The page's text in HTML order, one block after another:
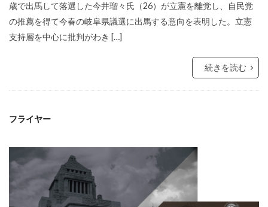
歳で出馬して落選した今井瑠々氏（26）が立憲を離党し、自民党
の推薦を得て今春の岐阜県議選に出馬する意向を表明した。立憲
支持層を中心に批判がわき […]
続きを読む
フライヤー